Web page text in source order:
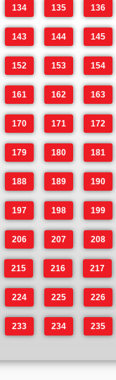
134 135 136
143 144 145
152 153 154
161 162 163
170 171 172
179 180 181
188 189 190
197 198 199
206 207 208
215 216 217
224 225 226
233 234 235